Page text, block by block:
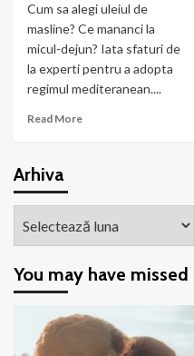
Cum sa alegi uleiul de
masline? Ce mananci la
micul-dejun? Iata sfaturi de
la experti pentru a adopta
regimul mediteranean....
Read More
Arhiva
You may have missed